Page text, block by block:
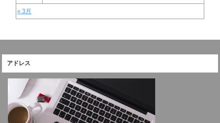
« 3月
アドレス